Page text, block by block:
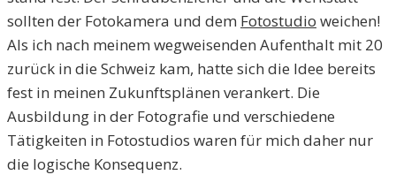
sollten der Fotokamera und dem Fotostudio weichen!
Als ich nach meinem wegweisenden Aufenthalt mit 20
zurück in die Schweiz kam, hatte sich die Idee bereits
fest in meinen Zukunftsplänen verankert. Die
Ausbildung in der Fotografie und verschiedene
Tätigkeiten in Fotostudios waren für mich daher nur
die logische Konsequenz.